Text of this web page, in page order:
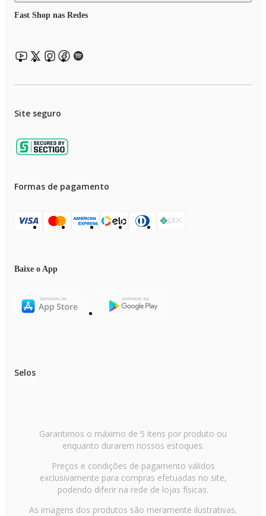
Itens Inclusos
01 Combo de Mouse e Teclado
Fast Shop nas Redes
Site seguro
Formas de pagamento
Baixe o App
Selos
Garantimos o máximo de 5 itens por produto ou
enquanto durarem nossos estoques.
Preços e condições de pagamento válidos
exclusivamente para compras efetuadas no site,
podendo diferir na rede de lojas físicas.
As imagens dos produtos são meramente ilustrativas.